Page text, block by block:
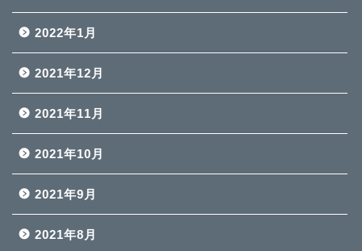
2022年1月
2021年12月
2021年11月
2021年10月
2021年9月
2021年8月